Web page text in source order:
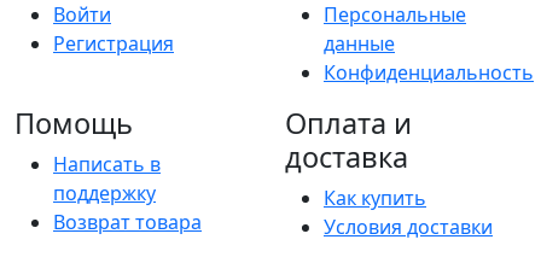
Войти
Регистрация
Персональные
данные
Конфиденциальность
Помощь
Написать в
поддержку
Возврат товара
Оплата и
доставка
Как купить
Условия доставки